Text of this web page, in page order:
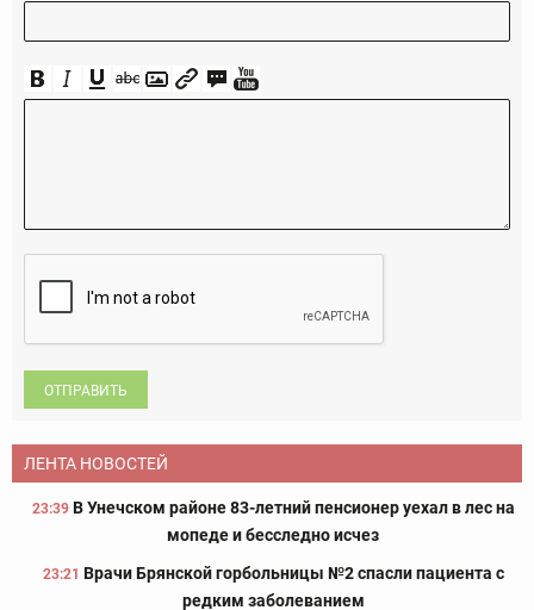
ОТПРАВИТЬ
ЛЕНТА НОВОСТЕЙ
23:39 В Унечском районе 83-летний пенсионер уехал в лес на
мопеде и бесследно исчез
23:21 Врачи Брянской горбольницы №2 спасли пациента с
редким заболеванием